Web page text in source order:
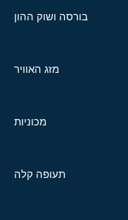
בורסה ושוק ההון
מזג האוויר
מכוניות
תעופה קלה